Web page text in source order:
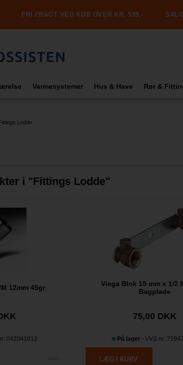
FRI FRAGT VED KØB OVER KR. 599,-
Varmesystemer Hus & Have Rør &
Lodde
i "Fittings Lodde"
12mm 45gr
042041012
Viega Blok 15 mm x 1/2
Bagplade
75,00 DKK
På lager - VVS nr: